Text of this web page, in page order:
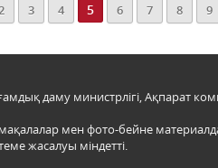
3 4 5 6 7 8 9
даму министрлігі, Ақпарат
мен фото-бейне
жасалуы міндетті.